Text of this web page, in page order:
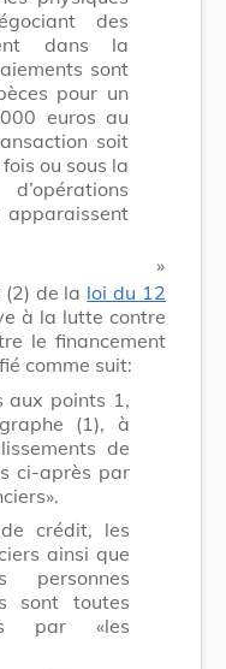
des
dans la
sont
pour un
euros au
soit
ou sous la
apparaissent
​ »
de la loi du 12
à la lutte contre
le financement
comme suit:
aux points 1,
(1), à
de
ci-après par
crédit, les
ainsi que
personnes
sont toutes
par «les